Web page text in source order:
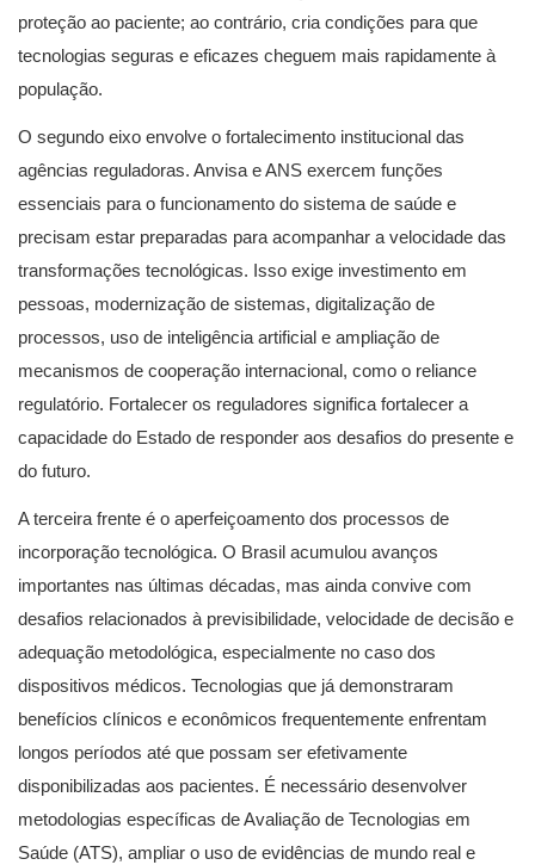
proteção ao paciente; ao contrário, cria condições para que
tecnologias seguras e eficazes cheguem mais rapidamente à
população.
O segundo eixo envolve o fortalecimento institucional das
agências reguladoras. Anvisa e ANS exercem funções
essenciais para o funcionamento do sistema de saúde e
precisam estar preparadas para acompanhar a velocidade das
transformações tecnológicas. Isso exige investimento em
pessoas, modernização de sistemas, digitalização de
processos, uso de inteligência artificial e ampliação de
mecanismos de cooperação internacional, como o reliance
regulatório. Fortalecer os reguladores significa fortalecer a
capacidade do Estado de responder aos desafios do presente e
do futuro.
A terceira frente é o aperfeiçoamento dos processos de
incorporação tecnológica. O Brasil acumulou avanços
importantes nas últimas décadas, mas ainda convive com
desafios relacionados à previsibilidade, velocidade de decisão e
adequação metodológica, especialmente no caso dos
dispositivos médicos. Tecnologias que já demonstraram
benefícios clínicos e econômicos frequentemente enfrentam
longos períodos até que possam ser efetivamente
disponibilizadas aos pacientes. É necessário desenvolver
metodologias específicas de Avaliação de Tecnologias em
Saúde (ATS), ampliar o uso de evidências de mundo real e